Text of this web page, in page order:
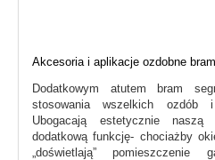
Akcesoria i aplikacje ozdobne
Dodatkowym atutem bram
stosowania wszelkich ozdób i
Ubogacają estetycznie
dodatkową funkcję- chociażby
„doświetlają” pomieszczenie